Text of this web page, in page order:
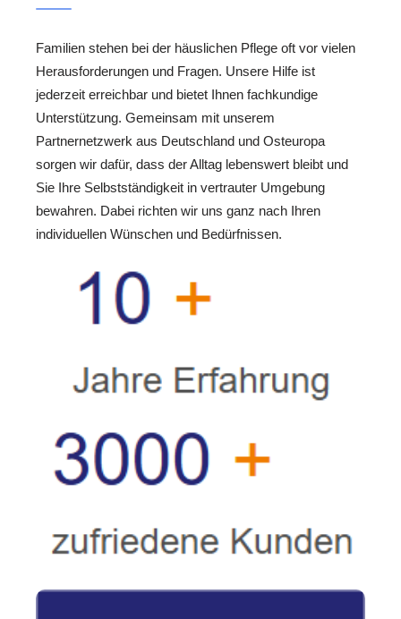
Familien stehen bei der häuslichen Pflege oft vor vielen
Herausforderungen und Fragen. Unsere Hilfe ist
jederzeit erreichbar und bietet Ihnen fachkundige
Unterstützung. Gemeinsam mit unserem
Partnernetzwerk aus Deutschland und Osteuropa
sorgen wir dafür, dass der Alltag lebenswert bleibt und
Sie Ihre Selbstständigkeit in vertrauter Umgebung
bewahren. Dabei richten wir uns ganz nach Ihren
individuellen Wünschen und Bedürfnissen.